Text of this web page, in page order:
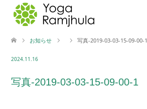
お知らせ 写真-2019-03-03-15-09-00-1
2024.11.16
写真-2019-03-03-15-09-00-1